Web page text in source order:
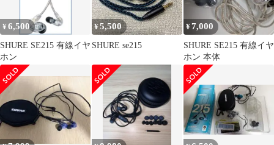
MMCXコネクタ,
3.5mm)
¥6,500
SHURE SE215 有線イヤ
ホン
¥5,500
SHURE se215
¥7,000
SHURE SE215 有線イヤ
ホン 本体